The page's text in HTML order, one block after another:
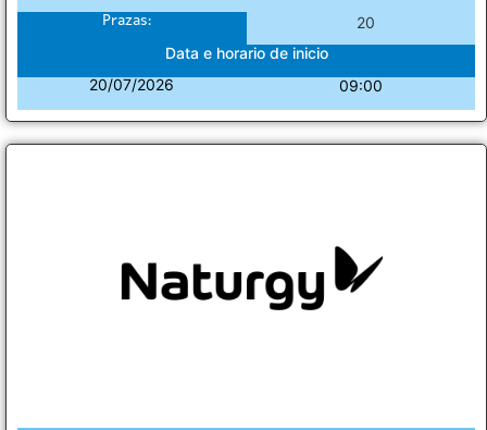
Prazas:
20
Data e horario de inicio
20/07/2026
09:00